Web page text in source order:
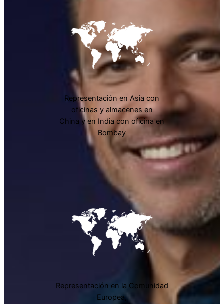
Representación en Asia con
oficinas y almacenes en
China y en India con oficina en
Bombay
Representación en la Comunidad
Europea,